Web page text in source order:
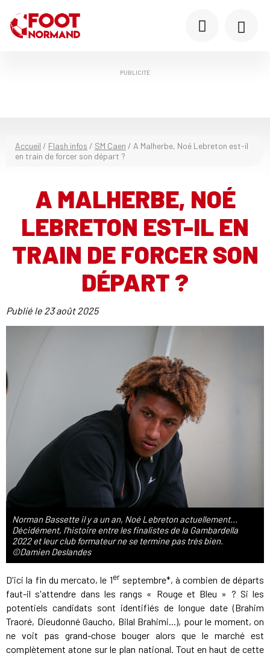
PUBLICITÉ
Accueil / Flash infos / SM Caen / A Malherbe, Noé Lebreton est-il
en train de forcer son départ ?
A MALHERBE, NOÉ
LEBRETON EST-IL EN
TRAIN DE FORCER SON
DÉPART ?
Publié le 23 août 2025
Norman Bassette il y a un an, Noé Lebreton actuellement...
Décidément, l'histoire entre les finalistes de la Gambardella
2022 et leur club formateur ne se termine pas très bien.
©Damien Deslandes
D'ici la fin du mercato, le 1erseptembre*, à combien de départs
faut-il s'attendre dans les rangs « Rouge et Bleu » ? Si les
potentiels candidats sont identifiés de longue date (Brahim
Traoré, Dieudonné Gaucho, Bilal Brahimi...), pour le moment, on
ne voit pas grand-chose bouger alors que le marché est
complètement atone sur le plan national. Tout en haut de cette